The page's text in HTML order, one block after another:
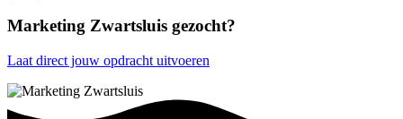
Marketing Zwartsluis gezocht?
Laat direct jouw opdracht uitvoeren